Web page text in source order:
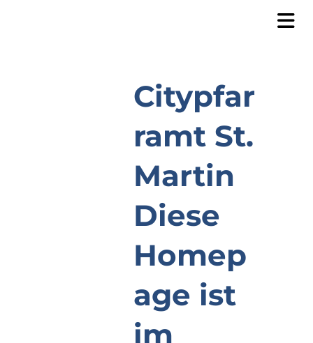
Citypfar
ramt St.
Martin
Diese
Homep
age ist
im